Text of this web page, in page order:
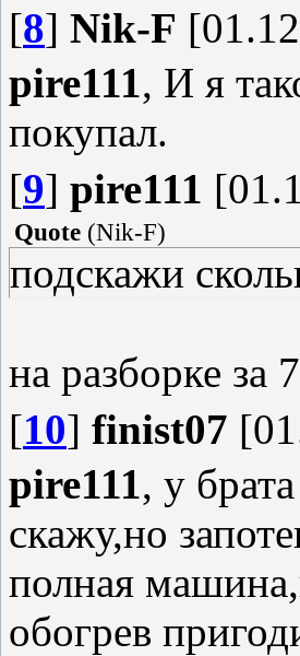
[8] Nik-F
pire111, И я
покупал.
[9] pire111
Quote (Nik-F)
подскажи
на разборке за
[10] finist07
pire111, у
скажу,но
полная
обогрев